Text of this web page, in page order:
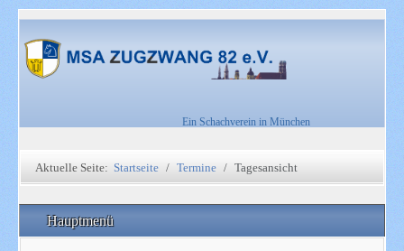
Ein Schachverein in München
Aktuelle Seite: Startseite Termine Tagesansicht
Hauptmenü